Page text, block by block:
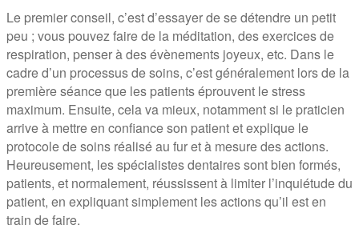
Le premier conseil, c’est d’essayer de se détendre un petit
peu ; vous pouvez faire de la méditation, des exercices de
respiration, penser à des évènements joyeux, etc. Dans le
cadre d’un processus de soins, c’est généralement lors de la
première séance que les patients éprouvent le stress
maximum. Ensuite, cela va mieux, notamment si le praticien
arrive à mettre en confiance son patient et explique le
protocole de soins réalisé au fur et à mesure des actions.
Heureusement, les spécialistes dentaires sont bien formés,
patients, et normalement, réussissent à limiter l’inquiétude du
patient, en expliquant simplement les actions qu’il est en
train de faire.